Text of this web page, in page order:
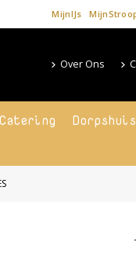
MijnIJs
Over Ons